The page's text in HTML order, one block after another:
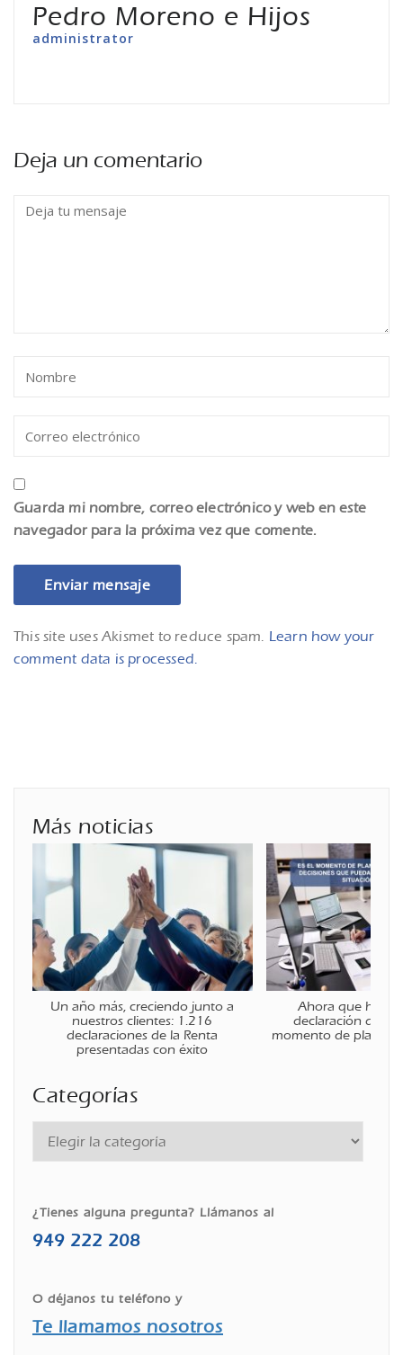
Pedro Moreno e Hijos
administrator
Deja un comentario
Guarda mi nombre, correo electrónico y web en este
navegador para la próxima vez que comente.
This site uses Akismet to reduce spam. Learn how your
comment data is processed.
Más noticias
Un año más, creciendo junto a
nuestros clientes: 1.216
declaraciones de la Renta
presentadas con éxito
Ahora que ha
declaración de la
momento de
Categorías
¿Tienes alguna pregunta? Llámanos al
949 222 208
O déjanos tu teléfono y
Te llamamos nosotros